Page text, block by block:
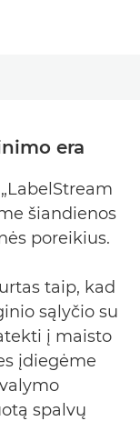
era
šiandienos
poreikius.
taip, kad
sąlyčio su
į maisto
įdiegėme
spalvų